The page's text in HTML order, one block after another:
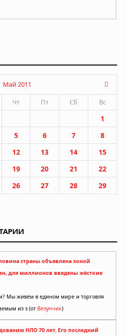
Май 2011
Чт Пт Сб Вс
1
5 6 7
8
12 13 14
15
19 20 21
22
26 27 28
29
страны объявлена зоной
для миллионов введены жёсткие
Мы живём в едином мире и торговля
из з (от Везунчик)
НЛО 70 лет. Его последний